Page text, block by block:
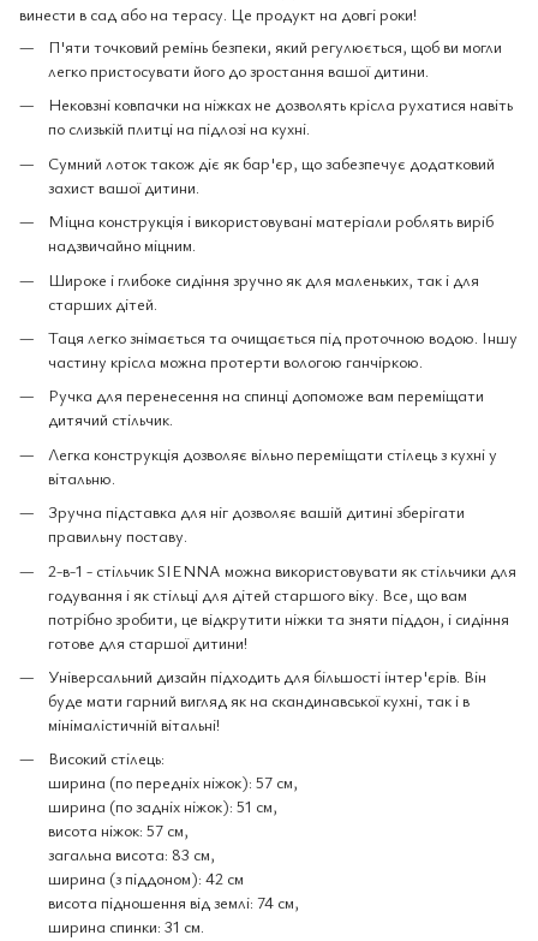
винести в сад або на терасу. Це продукт на довгі роки!
П'яти точковий ремінь безпеки, який регулюється, щоб ви могли
легко пристосувати його до зростання вашої дитини.
Нековзні ковпачки на ніжках не дозволять крісла рухатися навіть
по слизькій плитці на підлозі на кухні.
Сумний лоток також діє як бар'єр, що забезпечує додатковий
захист вашої дитини.
Міцна конструкція і використовувані матеріали роблять виріб
надзвичайно міцним.
Широке і глибоке сидіння зручно як для маленьких, так і для
старших дітей.
Таця легко знімається та очищається під проточною водою. Іншу
частину крісла можна протерти вологою ганчіркою.
Ручка для перенесення на спинці допоможе вам переміщати
дитячий стільчик.
Легка конструкція дозволяє вільно переміщати стілець з кухні у
вітальню.
Зручна підставка для ніг дозволяє вашій дитині зберігати
правильну поставу.
2-в-1 - стільчик SIENNA можна використовувати як стільчики для
годування і як стільці для дітей старшого віку. Все, що вам
потрібно зробити, це відкрутити ніжки та зняти піддон, і сидіння
готове для старшої дитини!
Універсальний дизайн підходить для більшості інтер'єрів. Він
буде мати гарний вигляд як на скандинавської кухні, так і в
мінімалістичній вітальні!
Високий стілець:
ширина (по передніх ніжок): 57 см,
ширина (по задніх ніжок): 51 см,
висота ніжок: 57 см,
загальна висота: 83 см,
ширина (з піддоном): 42 см
висота підношення від землі: 74 см,
ширина спинки: 31 см.